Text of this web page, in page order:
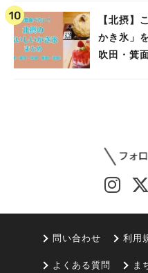
【北摂】
かき氷」
吹田・箕
問い合わせ 利用
よくある質問 ま